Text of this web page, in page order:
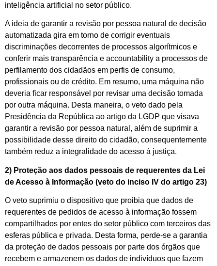
inteligência artificial no setor público.
A ideia de garantir a revisão por pessoa natural de decisão
automatizada gira em torno de corrigir eventuais
discriminações decorrentes de processos algorítmicos e
conferir mais transparência e accountability a processos de
perfilamento dos cidadãos em perfis de consumo,
profissionais ou de crédito. Em resumo, uma máquina não
deveria ficar responsável por revisar uma decisão tomada
por outra máquina. Desta maneira, o veto dado pela
Presidência da República ao artigo da LGDP que visava
garantir a revisão por pessoa natural, além de suprimir a
possibilidade desse direito do cidadão, consequentemente
também reduz a integralidade do acesso à justiça.
2) Proteção aos dados pessoais de requerentes da Lei
de Acesso à Informação (veto do inciso IV do artigo 23)
O veto suprimiu o dispositivo que proibia que dados de
requerentes de pedidos de acesso à informação fossem
compartilhados por entes do setor público com terceiros das
esferas pública e privada. Desta forma, perde-se a garantia
da proteção de dados pessoais por parte dos órgãos que
recebem e armazenem os dados de indivíduos que fazem